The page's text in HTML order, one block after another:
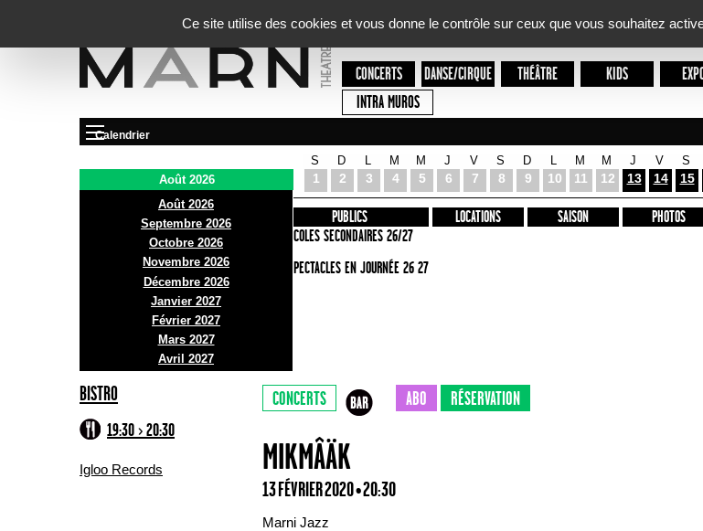
Ce site utilise des cookies et vous donne le contrôle sur ceux que vous souhaitez
CONCERTS DANSE/CIRQUE THÉÂTRE KIDS
INTRA MUROS
Calendrier
Août 2026
Août 2026
Septembre 2026
Octobre 2026
Novembre 2026
Décembre 2026
Janvier 2027
Février 2027
Mars 2027
Avril 2027
S
1
D
2 3
M
4
M
5
J
6
V
7
S
8
D
9 10
M
11
M
12
J
13
V
14
S
15
PRÉSENTATION
INFOS PRATIQUES
ACCES
BAR ET BISTRO
BILLETTERIE
PUBLICS
ECOLES SECONDAIRES 26/27
SPECTACLES EN JOURNÉE 26 27
LOCATIONS SAISON PHOTOS
CONCERTS ABO RÉSERVATION
MIKMÂÄK
13 FÉVRIER 2020 • 20:30
Marni Jazz
BISTRO
19:30 > 20:30
Igloo Records